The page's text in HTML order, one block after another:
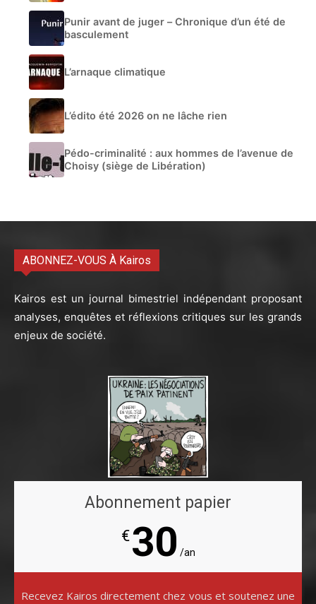
Punir avant de juger – Chronique d’un été de
basculement
L’arnaque climatique
L’édito été 2026 on ne lâche rien
Pédo-criminalité : aux hommes de l’avenue de
Choisy (siège de Libération)
ABONNEZ-VOUS À Kairos
Kairos est un journal bimestriel indépendant proposant
analyses, enquêtes et réflexions critiques sur les grands
enjeux de société.
Abonnement papier
€30 /an
Recevez Kairos directement chez vous et soutenez une